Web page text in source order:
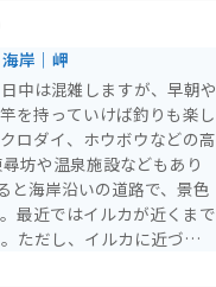
岸｜岬
中は混雑しますが、早朝や
を持っていけば釣りも楽し
ロダイ、ホウボウなどの高
と海岸沿いの道路で、景色
最近ではイルカが近くまで
ただし、イルカに近づくの